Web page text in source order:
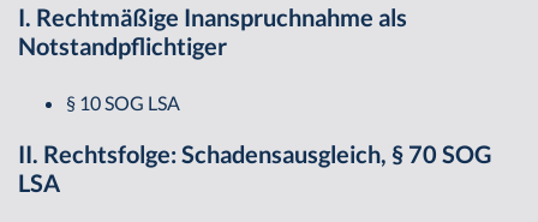
I. Rechtmäßige Inanspruchnahme als
Notstandpflichtiger
§ 10 SOG LSA
II. Rechtsfolge: Schadensausgleich, § 70 SOG
LSA